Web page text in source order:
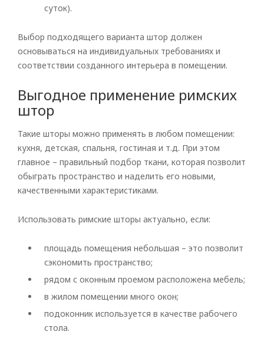
Рулонные
Горизонтальные
Вертикальные
суток).
Выбор подходящего варианта штор должен
основываться на индивидуальных требованиях и
соответствии созданного интерьера в помещении.
Выгодное применение римских
штор
Такие шторы можно применять в любом помещении:
кухня, детская, спальня, гостиная и т.д. При этом
главное – правильный подбор ткани, которая позволит
обыграть пространство и наделить его новыми,
качественными характеристиками.
Использовать римские шторы актуально, если:
площадь помещения небольшая – это позволит
сэкономить пространство;
рядом с оконным проемом расположена мебель;
в жилом помещении много окон;
подоконник используется в качестве рабочего
стола.